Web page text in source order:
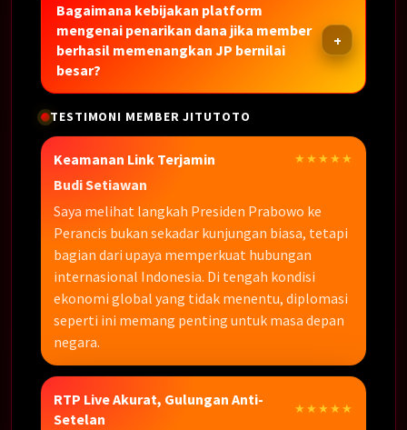
Bagaimana kebijakan platform
mengenai penarikan dana jika member
berhasil memenangkan JP bernilai
besar?
TESTIMONI MEMBER JITUTOTO
Keamanan Link Terjamin ★★★★★
Budi Setiawan
Saya melihat langkah Presiden Prabowo ke
Perancis bukan sekadar kunjungan biasa, tetapi
bagian dari upaya memperkuat hubungan
internasional Indonesia. Di tengah kondisi
ekonomi global yang tidak menentu, diplomasi
seperti ini memang penting untuk masa depan
negara.
RTP Live Akurat, Gulungan Anti-
Setelan
★★★★★